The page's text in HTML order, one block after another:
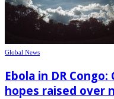
Global News
Ebola in DR
hopes raised over